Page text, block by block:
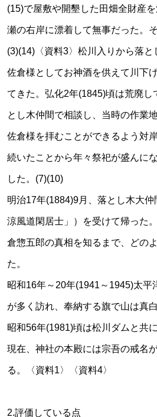
(15)で屋敷や開墾した田畑全財産
瀬の右岸に漂着して無事だった。
(3)(14)〈資料3〉松川入りから落
佐倉様としてお神酒を供えて川下
てきた。弘化2年(1845)頃は荒廃
とし木仲間で相談し、当時の作業
佐倉様を拝むことができるよう対
続いたことから年々祭祀が盛んに
した。(7)(10)
明治17年(1884)9月、落とし木大
涼風道閑居士」）を受けて帰った
倉惣五郎の真相を知るまで、どの
た。
昭和16年～20年(1941～1945)太平
が多く訪れ、奉納する旗で山は真
昭和56年(1981)頃は松川ダムと共
現在、神社の本殿には宗吾の戒名
る。〈資料1〉〈資料4〉
2.評価している点